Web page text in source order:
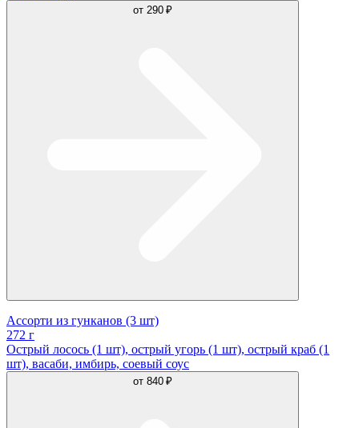
от 290 ₽
Ассорти из гунканов (3 шт)
272 г
Острый лосось (1 шт), острый угорь (1 шт), острый краб (1
шт), васаби, имбирь, соевый соус
от 840 ₽